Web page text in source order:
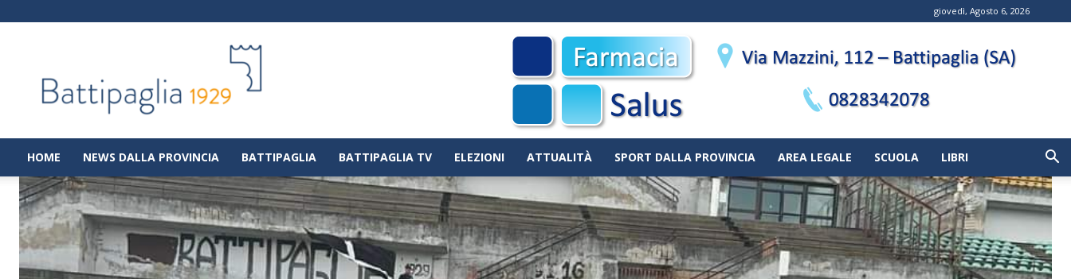
giovedì, Agosto 6, 2026
|
Notizie
dalla
città
di
HOME NEWS DALLA PROVINCIA BATTIPAGLIA BATTIPAGLIA TV ELEZIONI ATTUALITÀ SPORT DALLA PROVINCIA AREA LEGALE SCUOLA LIBRI